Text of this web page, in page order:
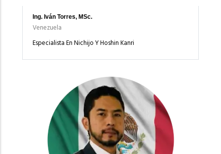
Ing. Iván Torres, MSc.
Venezuela
Especialista En Nichijo Y Hoshin Kanri